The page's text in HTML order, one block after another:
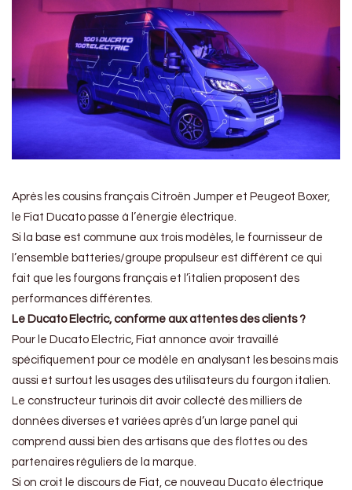
Après les cousins français Citroën Jumper et Peugeot Boxer,
le Fiat Ducato passe à l’énergie électrique.
Si la base est commune aux trois modèles, le fournisseur de
l’ensemble batteries/groupe propulseur est différent ce qui
fait que les fourgons français et l’italien proposent des
performances différentes.
Le Ducato Electric, conforme aux attentes des clients ?
Pour le Ducato Electric, Fiat annonce avoir travaillé
spécifiquement pour ce modèle en analysant les besoins mais
aussi et surtout les usages des utilisateurs du fourgon italien.
Le constructeur turinois dit avoir collecté des milliers de
données diverses et variées après d’un large panel qui
comprend aussi bien des artisans que des flottes ou des
partenaires réguliers de la marque.
Si on croit le discours de Fiat, ce nouveau Ducato électrique